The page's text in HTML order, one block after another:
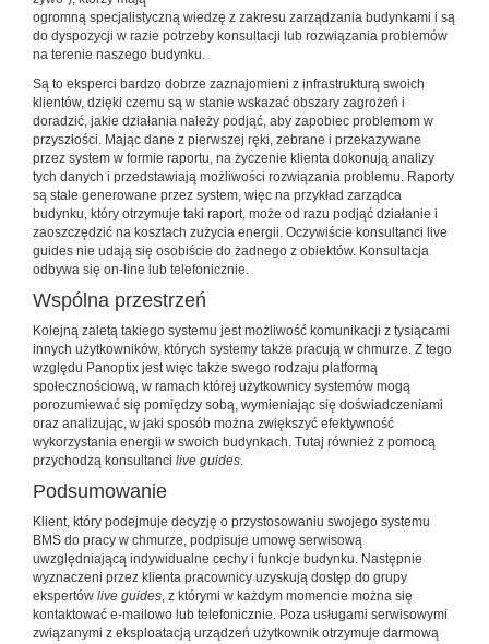
ogromną specjalistyczną wiedzę z zakresu zarządzania budynkami i są
do dyspozycji w razie potrzeby konsultacji lub rozwiązania problemów
na terenie naszego budynku.
Są to eksperci bardzo dobrze zaznajomieni z infrastrukturą swoich
klientów, dzięki czemu są w stanie wskazać obszary zagrożeń i
doradzić, jakie działania należy podjąć, aby zapobiec problemom w
przyszłości. Mając dane z pierwszej ręki, zebrane i przekazywane
przez system w formie raportu, na życzenie klienta dokonują analizy
tych danych i przedstawiają możliwości rozwiązania problemu. Raporty
są stale generowane przez system, więc na przykład zarządca
budynku, który otrzymuje taki raport, może od razu podjąć działanie i
zaoszczędzić na kosztach zużycia energii. Oczywiście konsultanci live
guides nie udają się osobiście do żadnego z obiektów. Konsultacja
odbywa się on-line lub telefonicznie.
Wspólna przestrzeń
Kolejną zaletą takiego systemu jest możliwość komunikacji z tysiącami
innych użytkowników, których systemy także pracują w chmurze. Z tego
względu Panoptix jest więc także swego rodzaju platformą
społecznościową, w ramach której użytkownicy systemów mogą
porozumiewać się pomiędzy sobą, wymieniając się doświadczeniami
oraz analizując, w jaki sposób można zwiększyć efektywność
wykorzystania energii w swoich budynkach. Tutaj również z pomocą
przychodzą konsultanci live guides.
Podsumowanie
Klient, który podejmuje decyzję o przystosowaniu swojego systemu
BMS do pracy w chmurze, podpisuje umowę serwisową
uwzględniającą indywidualne cechy i funkcje budynku. Następnie
wyznaczeni przez klienta pracownicy uzyskują dostęp do grupy
ekspertów live guides, z którymi w każdym momencie można się
kontaktować e-mailowo lub telefonicznie. Poza usługami serwisowymi
związanymi z eksploatacją urządzeń użytkownik otrzymuje darmową